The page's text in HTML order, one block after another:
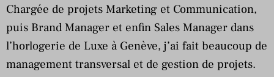
Chargée de projets Marketing et Communication,
puis Brand Manager et enfin Sales Manager dans
l’horlogerie de Luxe à Genève, j’ai fait beaucoup de
management transversal et de gestion de projets.